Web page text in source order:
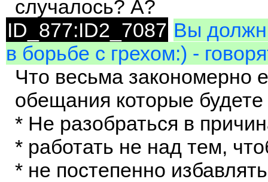
случалось? А?
ID_877:ID2_7087 Вы
в борьбе с грехом:) -
Что весьма закономерно
обещания которые
* Не разобраться в
* работать не над тем,
* не постепенно